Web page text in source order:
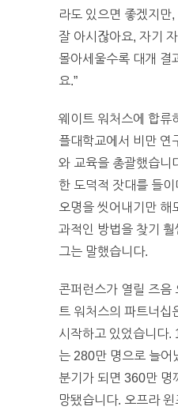
라도 있으면 좋겠지만
잘 아시잖아요, 자기
몰아세울수록 대개 결
요.”
웨이트 워처스에 합류
플대학교에서 비만 연
와 교육을 총괄했습니
한 도덕적 잣대를 들
오명을 씻어내기만 해
과적인 방법을 찾기
그는 말했습니다.
콘퍼런스가 열릴 즈음
트 워처스의 파트너십
시작하고 있었습니다.
는 280만 명으로 늘
분기가 되면 360만 명
망됐습니다. 오프라